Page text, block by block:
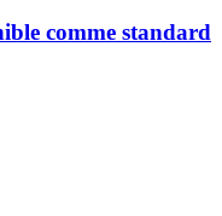
comme standard